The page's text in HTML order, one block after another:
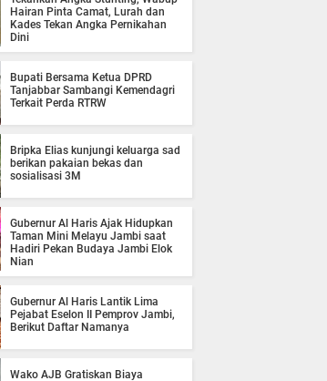
Hairan Pinta Camat, Lurah dan
Kades Tekan Angka Pernikahan
Dini
Bupati Bersama Ketua DPRD
Tanjabbar Sambangi Kemendagri
Terkait Perda RTRW
Bripka Elias kunjungi keluarga sad
berikan pakaian bekas dan
sosialisasi 3M
Gubernur Al Haris Ajak Hidupkan
Taman Mini Melayu Jambi saat
Hadiri Pekan Budaya Jambi Elok
Nian
Gubernur Al Haris Lantik Lima
Pejabat Eselon II Pemprov Jambi,
Berikut Daftar Namanya
Wako AJB Gratiskan Biaya